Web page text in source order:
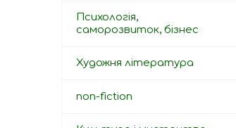
Психологія,
саморозвиток, бізнес
Художня література
non-fiction